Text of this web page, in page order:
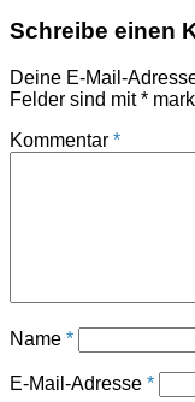
Schreibe einen
Deine E-Mail-
Felder sind mit*
Kommentar *
Name *
E-Mail-Adresse *